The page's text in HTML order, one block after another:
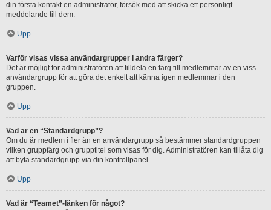
din första kontakt en administratör, försök med att skicka ett personligt
meddelande till dem.
Upp
Varför visas vissa användargrupper i andra färger?
Det är möjligt för administratören att tilldela en färg till medlemmar av en viss
användargrupp för att göra det enkelt att känna igen medlemmar i den
gruppen.
Upp
Vad är en “Standardgrupp”?
Om du är medlem i fler än en användargrupp så bestämmer standardgruppen
vilken gruppfärg och grupptitel som visas för dig. Administratören kan tillåta dig
att byta standardgrupp via din kontrollpanel.
Upp
Vad är “Teamet”-länken för något?